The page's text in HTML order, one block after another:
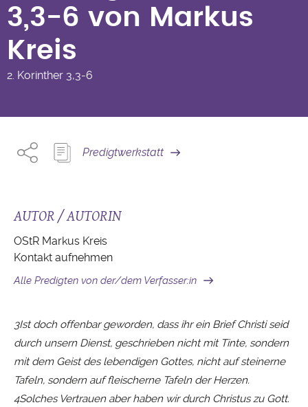
3,3-6 von Markus
Kreis
2. Korinther 3,3-6
Predigtwerkstatt
AUTOR / AUTORIN
OStR Markus Kreis
Kontakt aufnehmen
Alle Predigten von der/dem Verfasser:in
3Ist doch offenbar geworden, dass ihr ein Brief Christi seid
durch unsern Dienst, geschrieben nicht mit Tinte, sondern
mit dem Geist des lebendigen Gottes, nicht auf steinerne
Tafeln, sondern auf fleischerne Tafeln der Herzen.
4Solches Vertrauen aber haben wir durch Christus zu Gott.